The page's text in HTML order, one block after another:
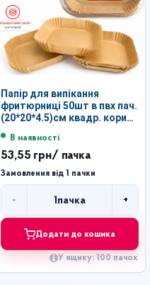
Папір для випікання
фритюрниці 50шт в пвх пач.
(20*20*4.5)см квадр. корич.
В наявності
53,55 грн/ пачка
Замовлення від 1 пачки
- 1 пачка +
Додати до кошика
У ящику: 100 пачок